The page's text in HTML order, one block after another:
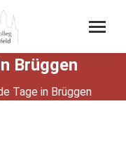
Brüg­gen
Tage in Brüg­gen